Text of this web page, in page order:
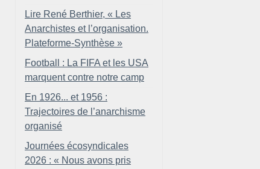
Lire René Berthier, « Les
Anarchistes et l’organisation.
Plateforme-Synthèse »
Football : La FIFA et les USA
marquent contre notre camp
En 1926... et 1956 :
Trajectoires de l’anarchisme
organisé
Journées écosyndicales
2026 : « Nous avons pris